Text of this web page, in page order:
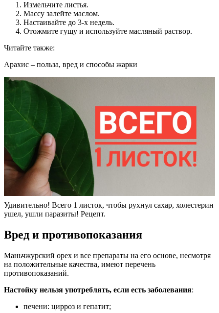
Измельчите листья.
Массу залейте маслом.
Настаивайте до 3-х недель.
Отожмите гущу и используйте масляный раствор.
Читайте также:
Арахис – польза, вред и способы жарки
Удивительно! Всего 1 листок, чтобы рухнул сахар, холестерин
ушел, ушли паразиты! Рецепт.
Вред и противопоказания
Маньчжурский орех и все препараты на его основе, несмотря
на положительные качества, имеют перечень
противопоказаний.
Настойку нельзя употреблять, если есть заболевания:
печени: цирроз и гепатит;